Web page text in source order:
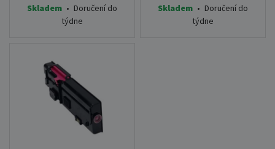
Skladem • Doručení do
týdne
Skladem • Doručení do
týdne